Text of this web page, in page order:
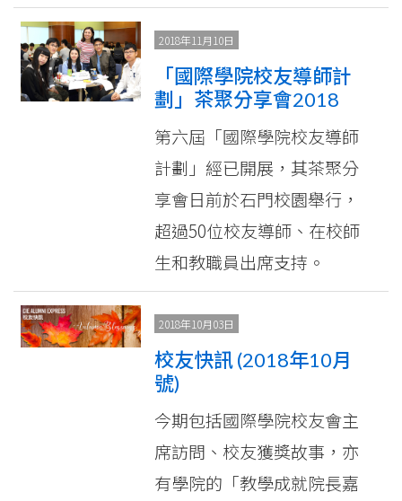
2018年11月10日
「國際學院校友導師計
劃」茶聚分享會2018
第六屆「國際學院校友導師
計劃」經已開展，其茶聚分
享會日前於石門校園舉行，
超過50位校友導師、在校師
生和教職員出席支持。
2018年10月03日
校友快訊 (2018年10月
號)
今期包括國際學院校友會主
席訪問、校友獲獎故事，亦
有學院的「教學成就院長嘉